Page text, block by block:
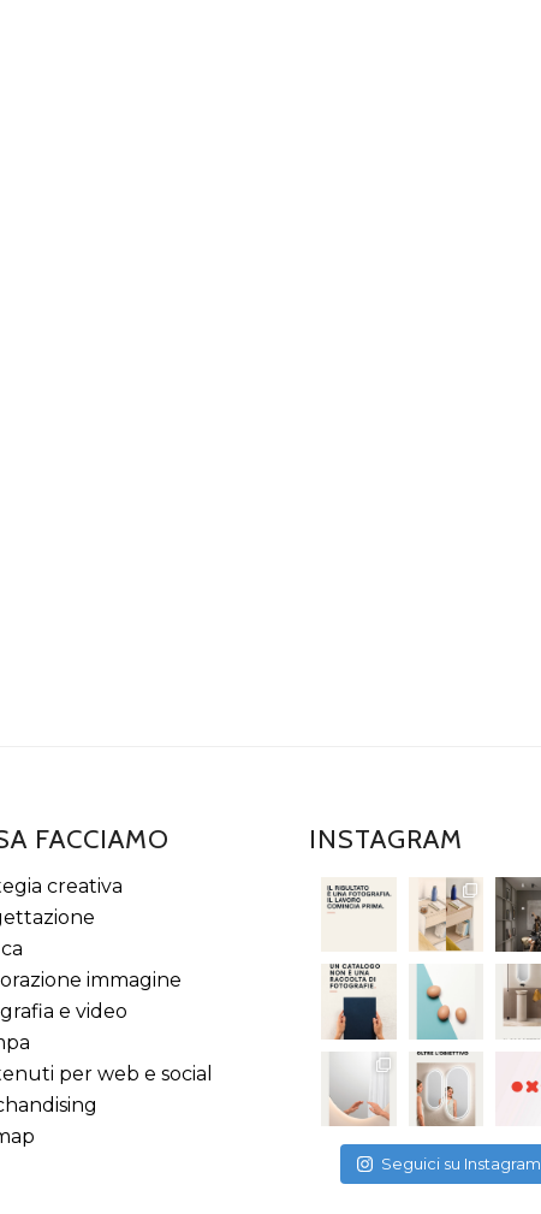
FACCIAMO
creativa
immagine
e video
per web e social
INSTAGRAM
Seguici su Instagram